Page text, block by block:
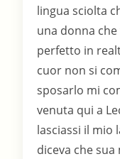
lingua sciolta
una donna
perfetto in
cuor non si
sposarlo mi
venuta qui a
lasciassi il mio
diceva che